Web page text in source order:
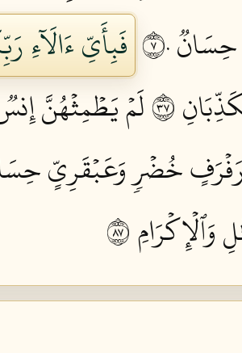
٧٠ فَبِأَيِّ ءَالَآءِ
٧٣
لَمۡ يَطۡمِثۡهُنَّ
خُضۡرٖ وَعَبۡقَرِيٍّ حِسَانٖ
٧٨